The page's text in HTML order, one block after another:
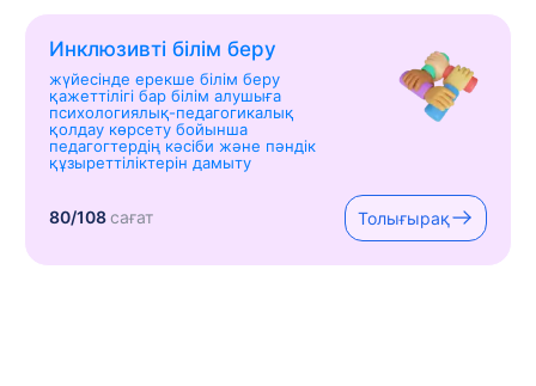
Инклюзивті білім беру
жүйесінде ерекше білім беру
қажеттілігі бар білім алушыға
психологиялық-педагогикалық
қолдау көрсету бойынша
педагогтердің кәсіби және пәндік
құзыреттіліктерін дамыту
80/108сағат Толығырақ